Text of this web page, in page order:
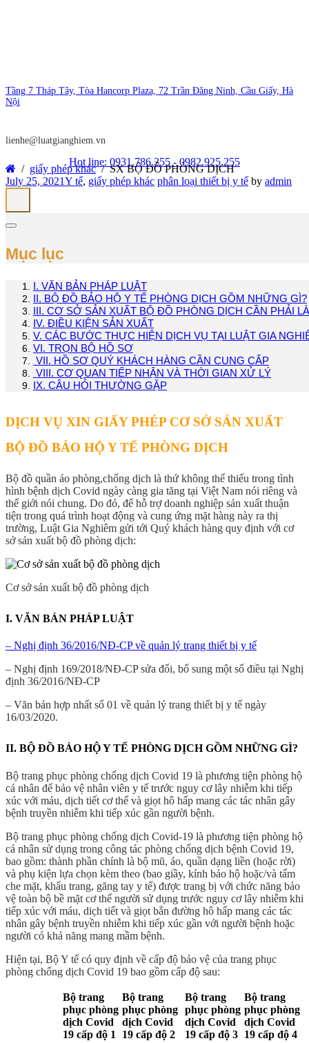
Tầng 7 Tháp Tây, Tòa Hancorp Plaza, 72 Trần Đăng Ninh, Cầu Giấy, Hà
Nội
lienhe@luatgianghiem.vn
Hot line: 0931.786.255 - 0982.925.255
giấy phép khác
SX BỘ ĐỒ PHÒNG DỊCH
July 25, 2021Y tế, giấy phép khác phân loại thiết bị y tế by admin
Mục lục
I. VĂN BẢN PHÁP LUẬT
II. BỘ ĐỒ BẢO HỘ Y TẾ PHÒNG DỊCH GỒM NHỮNG GÌ?
III. CƠ SỞ SẢN XUẤT BỘ ĐỒ PHÒNG DỊCH CẦN PHẢI
IV. ĐIỀU KIỆN SẢN XUẤT
V. CÁC BƯỚC THỰC HIỆN DỊCH VỤ TẠI LUẬT GIA
VI. TRỌN BỘ HỒ SƠ
VII. HỒ SƠ QUÝ KHÁCH HÀNG CẦN CUNG CẤP
VIII. CƠ QUAN TIẾP NHẬN VÀ THỜI GIAN XỬ LÝ
IX. CÂU HỎI THƯỜNG GẶP
DỊCH VỤ XIN GIẤY PHÉP CƠ SỞ SẢN XUẤT
BỘ ĐỒ BẢO HỘ Y TẾ PHÒNG DỊCH
Bộ đồ quần áo phòng,chống dịch là thứ không thể thiếu trong tình
hình bệnh dịch Covid ngày càng gia tăng tại Việt Nam nói riêng và
thế giới nói chung. Do đó, để hỗ trợ doanh nghiệp sản xuất thuận
tiện trong quá trình hoạt động và cung ứng mặt hàng này ra thị
trường, Luật Gia Nghiêm gửi tới Quý khách hàng quy định với cơ
sở sản xuất bộ đồ phòng dịch:
Cơ sở sản xuất bộ đồ phòng dịch
I. VĂN BẢN PHÁP LUẬT
– Nghị định 36/2016/NĐ-CP về quản lý trang thiết bị y tế
– Nghị định 169/2018/NĐ-CP sửa đổi, bổ sung một số điều tại Nghị
định 36/2016/NĐ-CP
– Văn bản hợp nhất số 01 về quản lý trang thiết bị y tế ngày
16/03/2020.
II. BỘ ĐỒ BẢO HỘ Y TẾ PHÒNG DỊCH GỒM NHỮNG GÌ?
Bộ trang phục phòng chống dịch Covid 19 là phương tiện phòng hộ
cá nhân để bảo vệ nhân viên y tế trước nguy cơ lây nhiễm khi tiếp
xúc với máu, dịch tiết cơ thể và giọt hô hấp mang các tác nhân gây
bệnh truyền nhiễm khi tiếp xúc gần người bệnh.
Bộ trang phục phòng chống dịch Covid-19 là phương tiện phòng hộ
cá nhân sử dụng trong công tác phòng chống dịch bệnh Covid 19,
bao gồm: thành phần chính là bộ mũ, áo, quần dạng liền (hoặc rời)
và phụ kiện lựa chọn kèm theo (bao giầy, kính bảo hộ hoặc/và tấm
che mặt, khẩu trang, găng tay y tế) được trang bị với chức năng bảo
vệ toàn bộ bề mặt cơ thể người sử dụng trước nguy cơ lây nhiễm khi
tiếp xúc với máu, dic̣h tiết và giọt bắn đường hô hấp mang các tác
nhân gây bệnh truyền nhiễm khi tiếp xúc gần với người bệnh hoặc
người có khả năng mang mầm bệnh.
Hiện tại, Bộ Y tế có quy định về cấp độ bảo vệ của trang phục
phòng chống dịch Covid 19 bao gồm cấp độ sau:
Bộ trang
phục phòng
dịch Covid
19 cấp độ 1
Bộ trang
phục phòng
dịch Covid
19 cấp độ 2
Bộ trang
phục phòng
dịch Covid
19 cấp độ 3
Bộ trang
phục phòng
dịch Covid
19 cấp độ 4